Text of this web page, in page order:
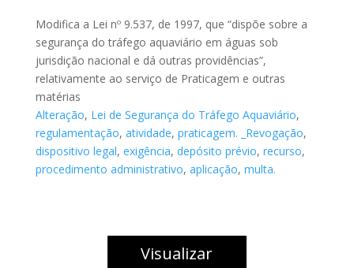
Modifica a Lei nº 9.537, de 1997, que “dispõe sobre a
segurança do tráfego aquaviário em águas sob
jurisdição nacional e dá outras providências”,
relativamente ao serviço de Praticagem e outras
matérias
Alteração, Lei de Segurança do Tráfego Aquaviário,
regulamentação, atividade, praticagem. _Revogação,
dispositivo legal, exigência, depósito prévio, recurso,
procedimento administrativo, aplicação, multa.
Visualizar